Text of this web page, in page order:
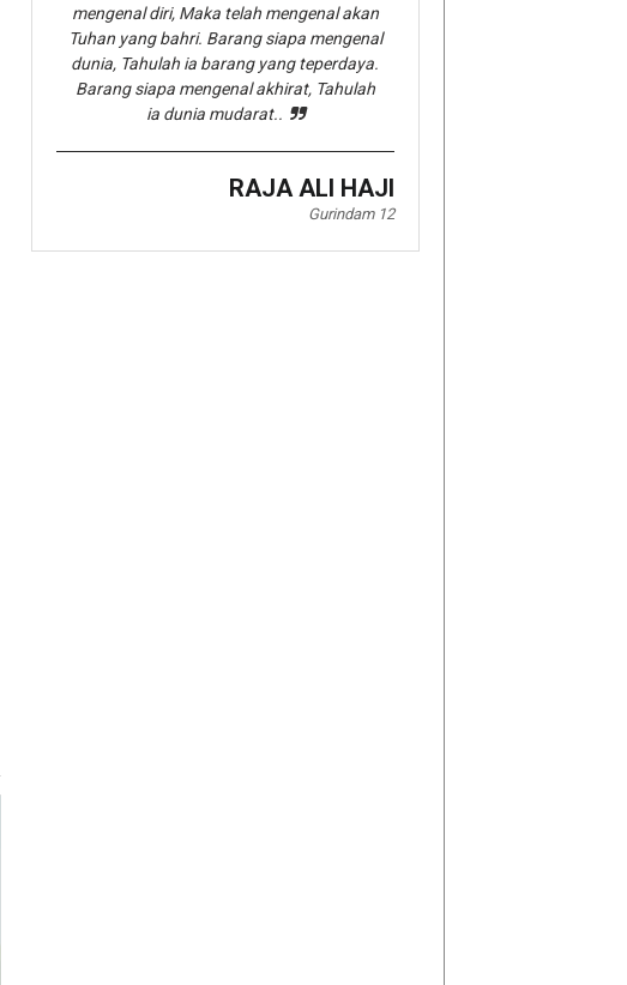
mengenal diri, Maka telah mengenal akan
Tuhan yang bahri. Barang siapa mengenal
dunia, Tahulah ia barang yang teperdaya.
Barang siapa mengenal akhirat, Tahulah
ia dunia mudarat..
RAJA ALI HAJI
Gurindam 12